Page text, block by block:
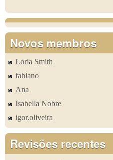
Novos membros
Loria Smith
fabiano
Ana
Isabella Nobre
igor.oliveira
Revisões recentes